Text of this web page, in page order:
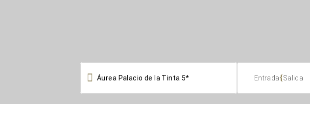
 Entrada{Salida